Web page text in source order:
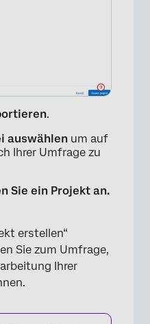
×
.
auswählen um auf
Ihrer Umfrage zu
Sie ein Projekt an.
erstellen“
Sie zum Umfrage,
Ihrer